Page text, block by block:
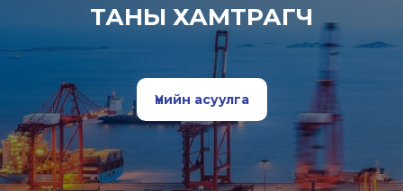
ТАНЫ ХАМТРАГЧ
Үнийн асуулга